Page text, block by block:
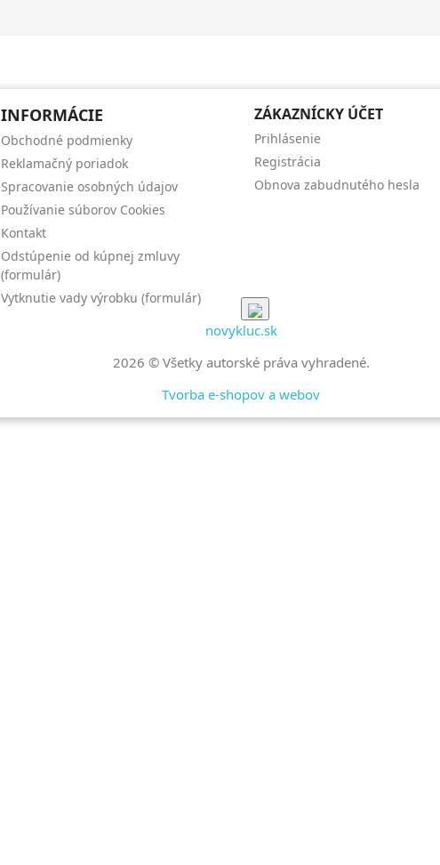
INFORMÁCIE
Obchodné podmienky
Reklamačný poriadok
Spracovanie osobných údajov
Používanie súborov Cookies
Kontakt
Odstúpenie od kúpnej zmluvy
(formulár)
Vytknutie vady výrobku (formulár)
ZÁKAZNÍCKY ÚČET
Prihlásenie
Registrácia
Obnova zabudnutého hesla
novykluc.sk
2026 © Všetky autorské práva vyhradené.
Tvorba e-shopov a webov